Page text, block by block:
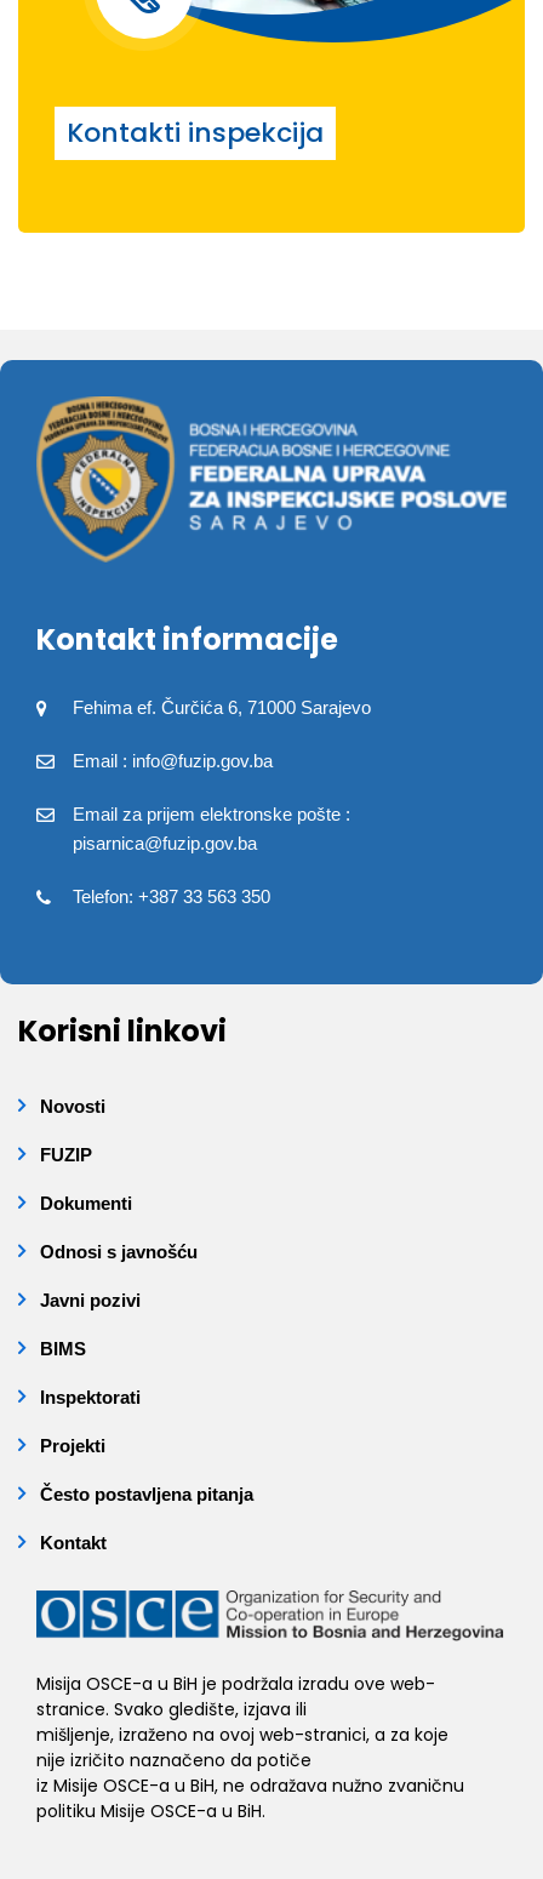
Kontakti inspekcija
Kontakt informacije
Fehima ef. Čurčića 6, 71000 Sarajevo
Email : info@fuzip.gov.ba
Email za prijem elektronske pošte :
pisarnica@fuzip.gov.ba
Telefon: +387 33 563 350
Korisni linkovi
Novosti
FUZIP
Dokumenti
Odnosi s javnošću
Javni pozivi
BIMS
Inspektorati
Projekti
Često postavljena pitanja
Kontakt
Misija OSCE-a u BiH je podržala izradu ove web-
stranice. Svako gledište, izjava ili
mišljenje, izraženo na ovoj web-stranici, a za koje
nije izričito naznačeno da potiče
iz Misije OSCE-a u BiH, ne odražava nužno zvaničnu
politiku Misije OSCE-a u BiH.